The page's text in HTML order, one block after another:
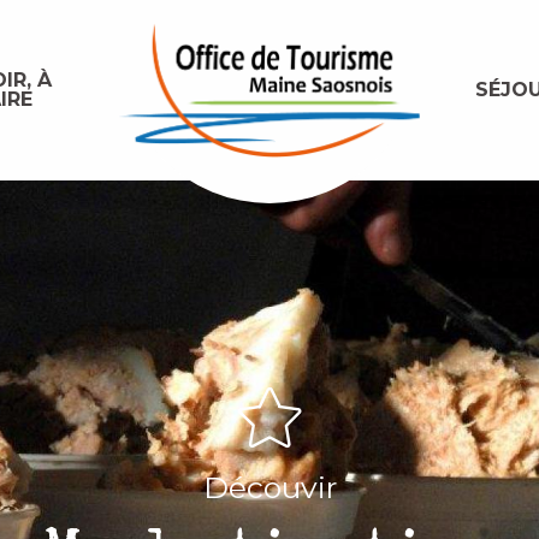
À
Découvir